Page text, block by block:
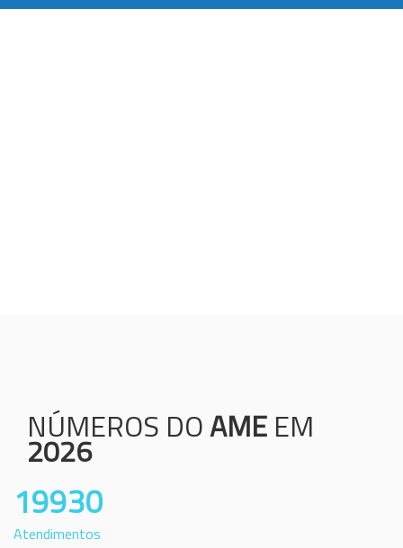
NÚMEROS DOAME EM
2026
19930
Atendimentos